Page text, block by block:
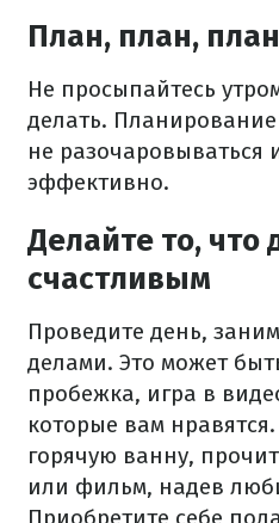
План, план, план
Не просыпайтесь
делать.
не разочаровываться
эффективно.
Делайте то, что
счастливым
Проведите день,
делами. Это может
пробежка, игра в
которые вам
горячую ванну,
или фильм, надев